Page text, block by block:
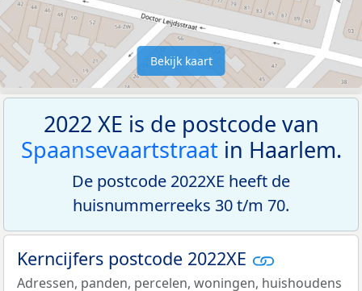
Bekijk kaart
2022 XE is de postcode van
Spaansevaartstraatin Haarlem.
De postcode 2022XE heeft de
huisnummerreeks 30 t/m 70.
Kerncijfers postcode 2022XE
Adressen, panden, percelen, woningen, huishoudens